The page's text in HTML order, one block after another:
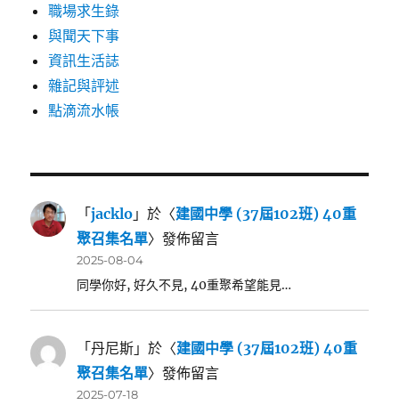
職場求生錄
與聞天下事
資訊生活誌
雜記與評述
點滴流水帳
「jacklo 」於〈建國中學 (37屆102班) 40重
聚召集名單〉發佈留言
2025-08-04
同學你好, 好久不見, 40重聚希望能見…
「丹尼斯 」於〈建國中學 (37屆102班) 40重
聚召集名單〉發佈留言
2025-07-18